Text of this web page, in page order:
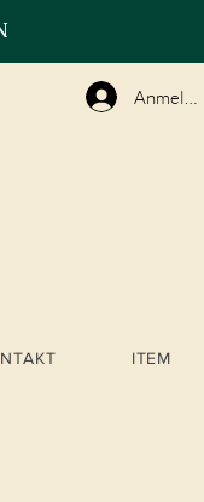
Anmelden
ITEM